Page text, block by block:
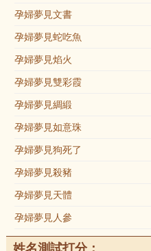
孕婦夢見文書
孕婦夢見蛇吃魚
孕婦夢見焰火
孕婦夢見雙彩霞
孕婦夢見綢緞
孕婦夢見如意珠
孕婦夢見狗死了
孕婦夢見殺豬
孕婦夢見天體
孕婦夢見人參
姓名測試打分：